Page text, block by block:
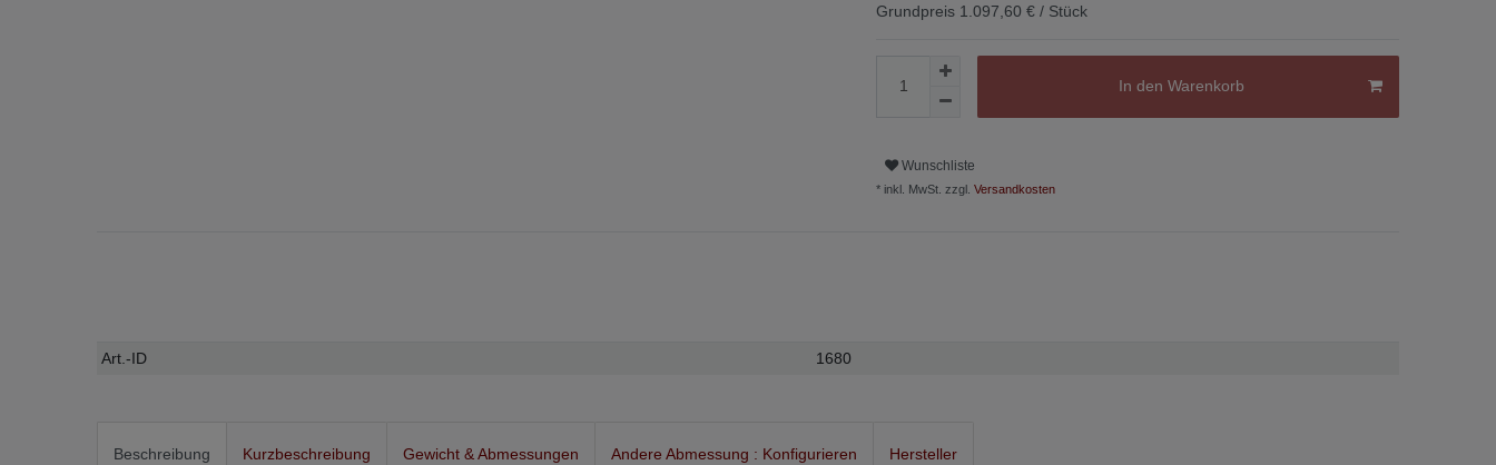
Grundpreis 1.097,60 € / Stück
In den Warenkorb
Wunschliste
* inkl. MwSt. zzgl. Versandkosten
Technisches
Wert
Art.-ID 1680
Beschreibung Kurzbeschreibung Gewicht & Abmessungen Andere Abmessung : Konfigurieren Hersteller